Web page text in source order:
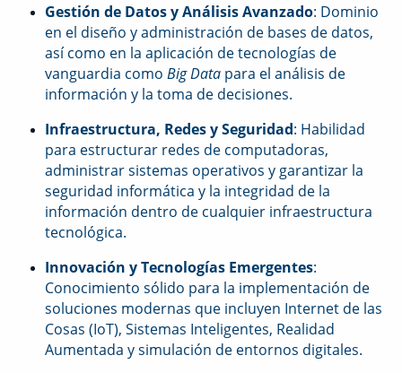
Gestión de Datos y Análisis Avanzado: Dominio
en el diseño y administración de bases de datos,
así como en la aplicación de tecnologías de
vanguardia como Big Data para el análisis de
información y la toma de decisiones.
Infraestructura, Redes y Seguridad: Habilidad
para estructurar redes de computadoras,
administrar sistemas operativos y garantizar la
seguridad informática y la integridad de la
información dentro de cualquier infraestructura
tecnológica.
Innovación y Tecnologías Emergentes:
Conocimiento sólido para la implementación de
soluciones modernas que incluyen Internet de las
Cosas (IoT), Sistemas Inteligentes, Realidad
Aumentada y simulación de entornos digitales.